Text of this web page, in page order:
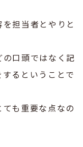
担当者とやりと
口頭ではなく記
るということで
も重要な点なの